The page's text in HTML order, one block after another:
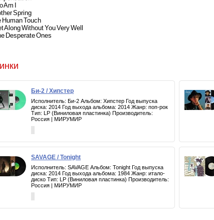
Am I
Spring
Human Touch
Along Without You Very Well
Desperate Ones
Би-2 / Хипстер
Исполнитель: Би-2 Альбом: Хипстер Год выпуска
диска: 2014 Год выхода альбома: 2014 Жанр: поп-рок
Тип: LP (Виниловая пластинка) Производитель:
Россия | МИРУМИР
SAVAGE / Tonight
Исполнитель: SAVAGE Альбом: Tonight Год выпуска
диска: 2014 Год выхода альбома: 1984 Жанр: итало-
диско Тип: LP (Виниловая пластинка) Производитель:
Россия | МИРУМИР